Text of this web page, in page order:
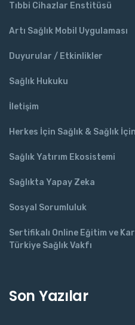
Tıbbi Cihazlar Enstitüsü
Artı Sağlık Mobil Uygulaması
Duyurular / Etkinlikler
Sağlık Hukuku
İletişim
Herkes İçin Sağlık & Sağlık
Sağlık Yatırım Ekosistemi
Sağlıkta Yapay Zeka
Sosyal Sorumluluk
Sertifikalı Online Eğitim ve
Türkiye Sağlık Vakfı
Son Yazılar